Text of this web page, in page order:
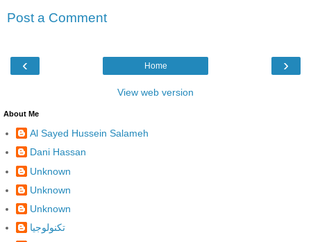
Post a Comment
‹ ›
Home
View web version
About Me
Al Sayed Hussein Salameh
Dani Hassan
Unknown
Unknown
Unknown
تكنولوجيا